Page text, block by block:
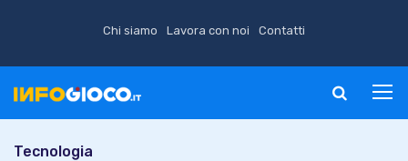
Chi siamo Lavora con noi Contatti
Tecnologia